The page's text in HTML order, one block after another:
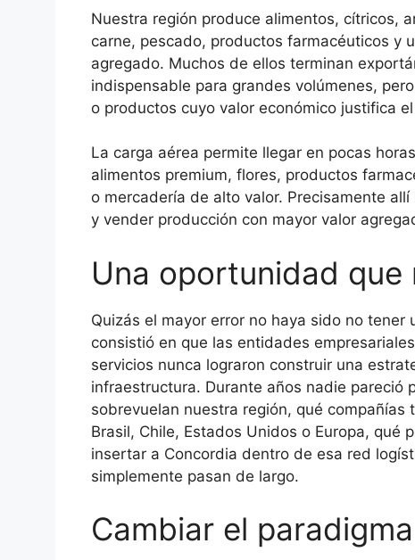
Nuestra región produce alimentos, cítricos,
carne, pescado, productos farmacéuticos y
agregado. Muchos de ellos terminan
indispensable para grandes volúmenes,
o productos cuyo valor económico justifica
La carga aérea permite llegar en pocas
alimentos premium, flores, productos
o mercadería de alto valor. Precisamente
y vender producción con mayor valor
Una oportunidad
Quizás el mayor error no haya sido no
consistió en que las entidades
servicios nunca lograron construir una
infraestructura. Durante años nadie pareció
sobrevuelan nuestra región, qué
Brasil, Chile, Estados Unidos o Europa,
insertar a Concordia dentro de esa red
simplemente pasan de largo.
Cambiar el paradigma